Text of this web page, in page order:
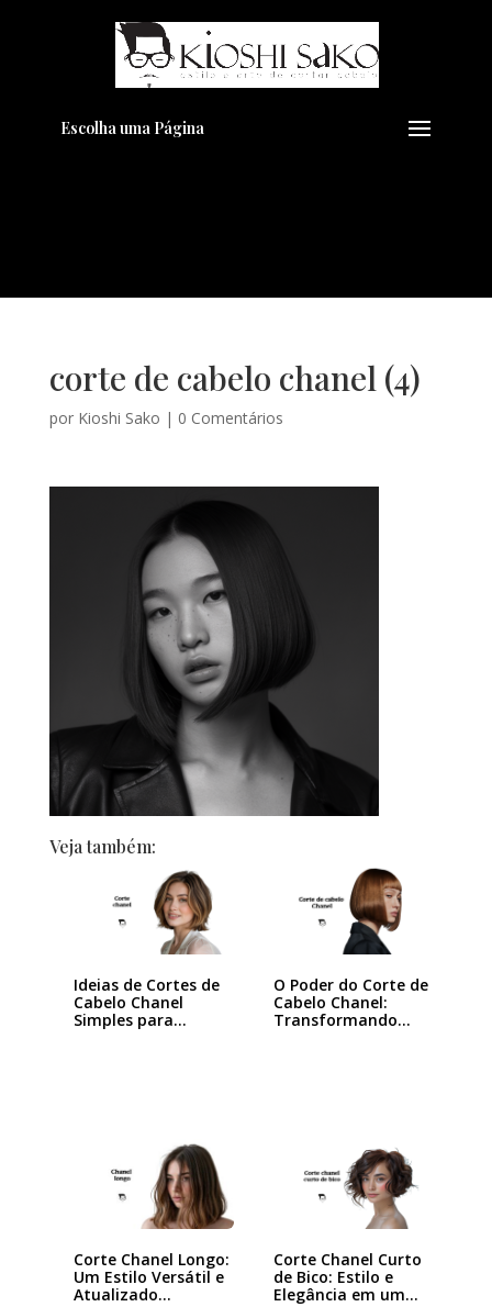
Escolha uma Página
corte de cabelo chanel (4)
por Kioshi Sako | 0 Comentários
Veja também:
Ideias de Cortes de
Cabelo Chanel
Simples para…
O Poder do Corte de
Cabelo Chanel:
Transformando
Corte Chanel Longo:
Um Estilo Versátil e
Atualizado…
Corte Chanel Curto
de Bico: Estilo e
Elegância em um…
Pensando em transformar seu
Visual??